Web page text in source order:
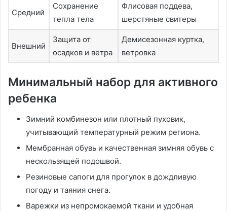
Средний
Сохранение
тепла тела
Флисовая поддева,
шерстяные свитеры
Внешний
Защита от
осадков и ветра
Демисезонная куртка,
ветровка
Минимальный набор для активного
ребенка
Зимний комбинезон или плотный пуховик,
учитывающий температурный режим региона.
Мембранная обувь и качественная зимняя обувь с
нескользящей подошвой.
Резиновые сапоги для прогулок в дождливую
погоду и таяния снега.
Варежки из непромокаемой ткани и удобная